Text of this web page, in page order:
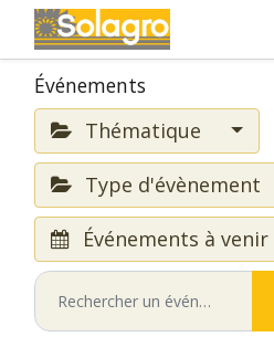
Événements
Thématique
Type d'évènement
Événements à venir